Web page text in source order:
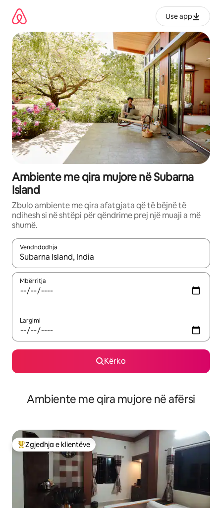
përmbajtja
Use app
Ambiente me qira mujore në Subarna
Island
Zbulo ambiente me qira afatgjata që të bëjnë të
ndihesh si në shtëpi për qëndrime prej një muaji a më
shumë.
Vendndodhja
Kur rezultatet të jenë të disponueshme, lëviz me butonat e
Mbërritja
Largimi
Kërko
Ambiente me qira mujore në afërsi
Më të mirat e zgjedhjeve të klientëve
Zgjedhja e klientëve